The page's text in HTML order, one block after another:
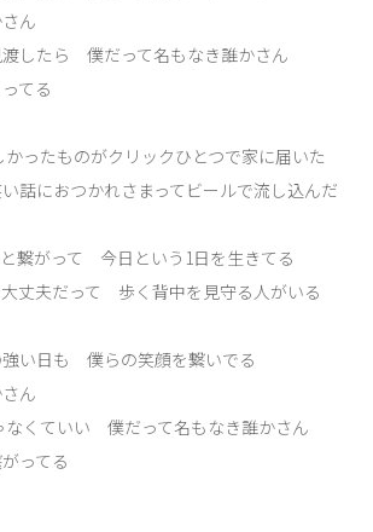
ん
したら 僕だって名もなき誰かさん
てる
ったものがクリックひとつで家に届いた
話におつかれさまってビールで流し込んだ
繋がって 今日という1日を生きてる
丈夫だって 歩く背中を見守る人がいる
い日も 僕らの笑顔を繋いでる
ん
なくていい 僕だって名もなき誰かさん
ってる